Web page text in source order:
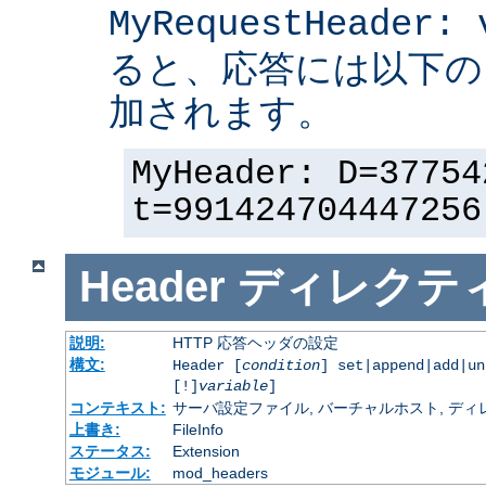
MyRequestHeader:
ると、応答には以下
加されます。
MyHeader:
Header ディレクテ
説明:
HTTP 応答ヘッダの設定
構文:
Header [condition]
[!] variable]
コンテキスト: サーバ設定ファイル, バーチャルホスト, ディ
上書き:
FileInfo
ステータス:
Extension
モジュール:
mod_headers